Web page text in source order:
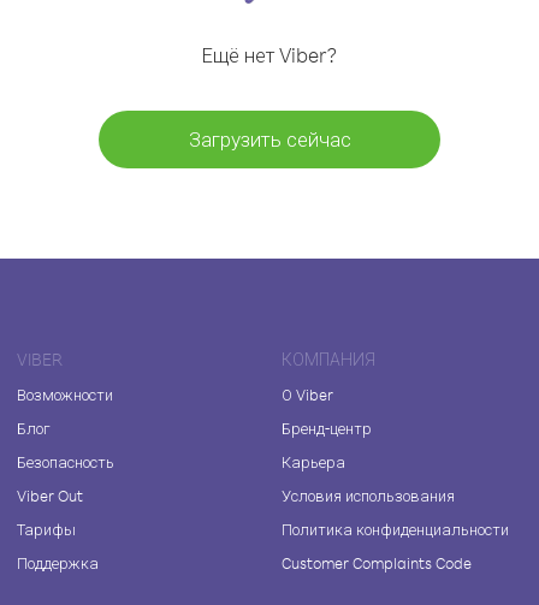
Ещё нет Viber?
Загрузить сейчас
VIBER
Возможности
Блог
Безопасность
Viber Out
Тарифы
Поддержка
КОМПАНИЯ
О Viber
Бренд-центр
Карьера
Условия использования
Политика конфиденциальности
Customer Complaints Code